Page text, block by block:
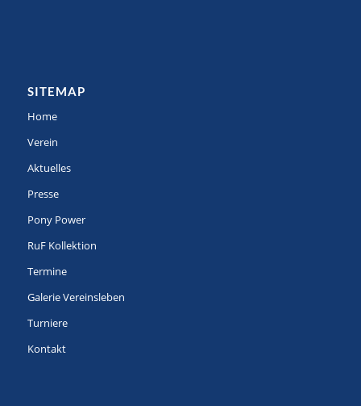
SITEMAP
Home
Verein
Aktuelles
Presse
Pony Power
RuF Kollektion
Termine
Galerie Vereinsleben
Turniere
Kontakt